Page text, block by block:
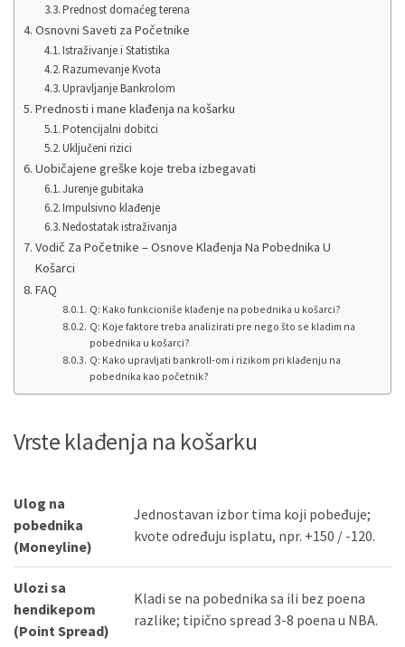
Prednost domaćeg terena
Osnovni Saveti za Početnike
Istraživanje i Statistika
Razumevanje Kvota
Upravljanje Bankrolom
Prednosti i mane klađenja na košarku
Potencijalni dobitci
Uključeni rizici
Uobičajene greške koje treba izbegavati
Jurenje gubitaka
Impulsivno klađenje
Nedostatak istraživanja
Vodič Za Početnike – Osnove Klađenja Na Pobednika U
Košarci
FAQ
Q: Kako funkcioniše klađenje na pobednika u košarci?
Q: Koje faktore treba analizirati pre nego što se kladim na
pobednika u košarci?
Q: Kako upravljati bankroll-om i rizikom pri klađenju na
pobednika kao početnik?
Vrste klađenja na košarku
Ulog na
pobednika
(Moneyline)
Jednostavan izbor tima koji pobeđuje;
kvote određuju isplatu, npr. +150 / -120.
Ulozi sa
hendikepom
(Point Spread)
Kladi se na pobednika sa ili bez poena
razlike; tipično spread 3-8 poena u NBA.